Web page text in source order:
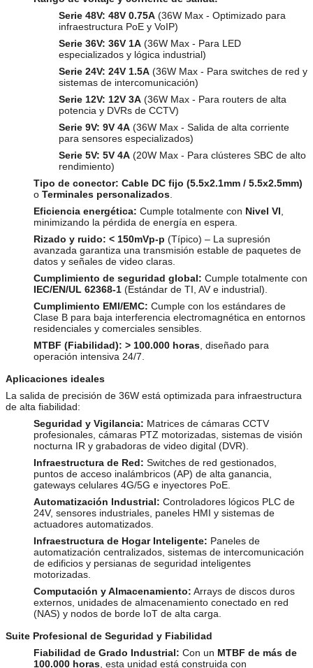
Serie 48V: 48V 0.75A (36W Max - Optimizado para
infraestructura PoE y VoIP)
Serie 36V: 36V 1A (36W Max - Para LED
especializados y lógica industrial)
Serie 24V: 24V 1.5A (36W Max - Para switches de red y
sistemas de intercomunicación)
Serie 12V: 12V 3A (36W Max - Para routers de alta
potencia y DVRs de CCTV)
Serie 9V: 9V 4A (36W Max - Salida de alta corriente
para sensores especializados)
Serie 5V: 5V 4A (20W Max - Para clústeres SBC de alto
rendimiento)
Tipo de conector: Cable DC fijo (5.5x2.1mm / 5.5x2.5mm)
o Terminales personalizados
Eficiencia energética: Cumple totalmente con Nivel VI
minimizando la pérdida de energía en espera.
Rizado y ruido: < 150mVp-p (Típico) – La supresión
avanzada garantiza una transmisión estable de paquetes de
datos y señales de video claras.
Cumplimiento de seguridad global: Cumple totalmente con
IEC/EN/UL 62368-1 (Estándar de TI, AV e industrial).
Cumplimiento EMI/EMC: Cumple con los estándares de
Clase B para baja interferencia electromagnética en entornos
residenciales y comerciales sensibles.
MTBF (Fiabilidad): > 100.000 horas , diseñado para
operación intensiva 24/7.
Aplicaciones ideales
La salida de precisión de 36W está optimizada para infraestructura
de alta fiabilidad:
Seguridad y Vigilancia: Matrices de cámaras CCTV
profesionales, cámaras PTZ motorizadas, sistemas de visión
nocturna IR y grabadoras de video digital (DVR).
Infraestructura de Red: Switches de red gestionados,
puntos de acceso inalámbricos (AP) de alta ganancia,
gateways celulares 4G/5G e inyectores PoE.
Automatización Industrial: Controladores lógicos PLC de
24V, sensores industriales, paneles HMI y sistemas de
actuadores automatizados.
Infraestructura de Hogar Inteligente: Paneles de
automatización centralizados, sistemas de intercomunicación
de edificios y persianas de seguridad inteligentes
motorizadas.
Computación y Almacenamiento: Arrays de discos duros
externos, unidades de almacenamiento conectado en red
(NAS) y nodos de borde IoT de alta carga.
Suite Profesional de Seguridad y Fiabilidad
Fiabilidad de Grado Industrial: Con un MTBF de más de
100.000 horas , esta unidad está construida con